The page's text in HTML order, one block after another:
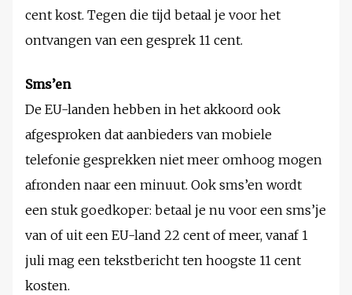
cent kost. Tegen die tijd betaal je voor het
ontvangen van een gesprek 11 cent.
Sms’en
De EU-landen hebben in het akkoord ook
afgesproken dat aanbieders van mobiele
telefonie gesprekken niet meer omhoog mogen
afronden naar een minuut. Ook sms’en wordt
een stuk goedkoper: betaal je nu voor een sms’je
van of uit een EU-land 22 cent of meer, vanaf 1
juli mag een tekstbericht ten hoogste 11 cent
kosten.